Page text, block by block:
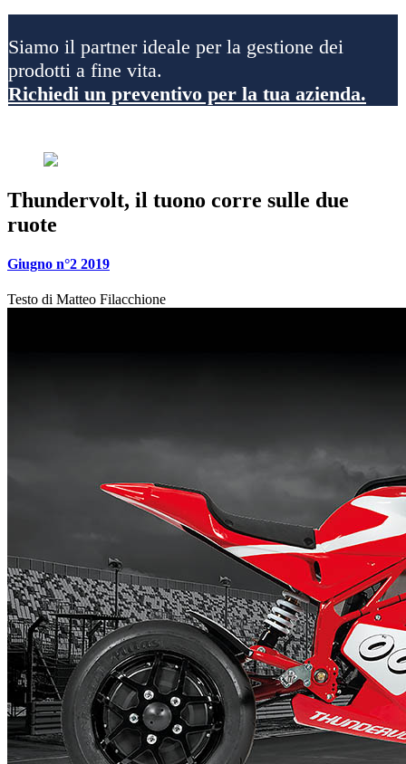
Siamo il partner ideale per la gestione dei
prodotti a fine vita.
Richiedi un preventivo per la tua azienda.
Thundervolt, il tuono corre sulle due
ruote
Giugno n°2 2019
Testo di Matteo Filacchione